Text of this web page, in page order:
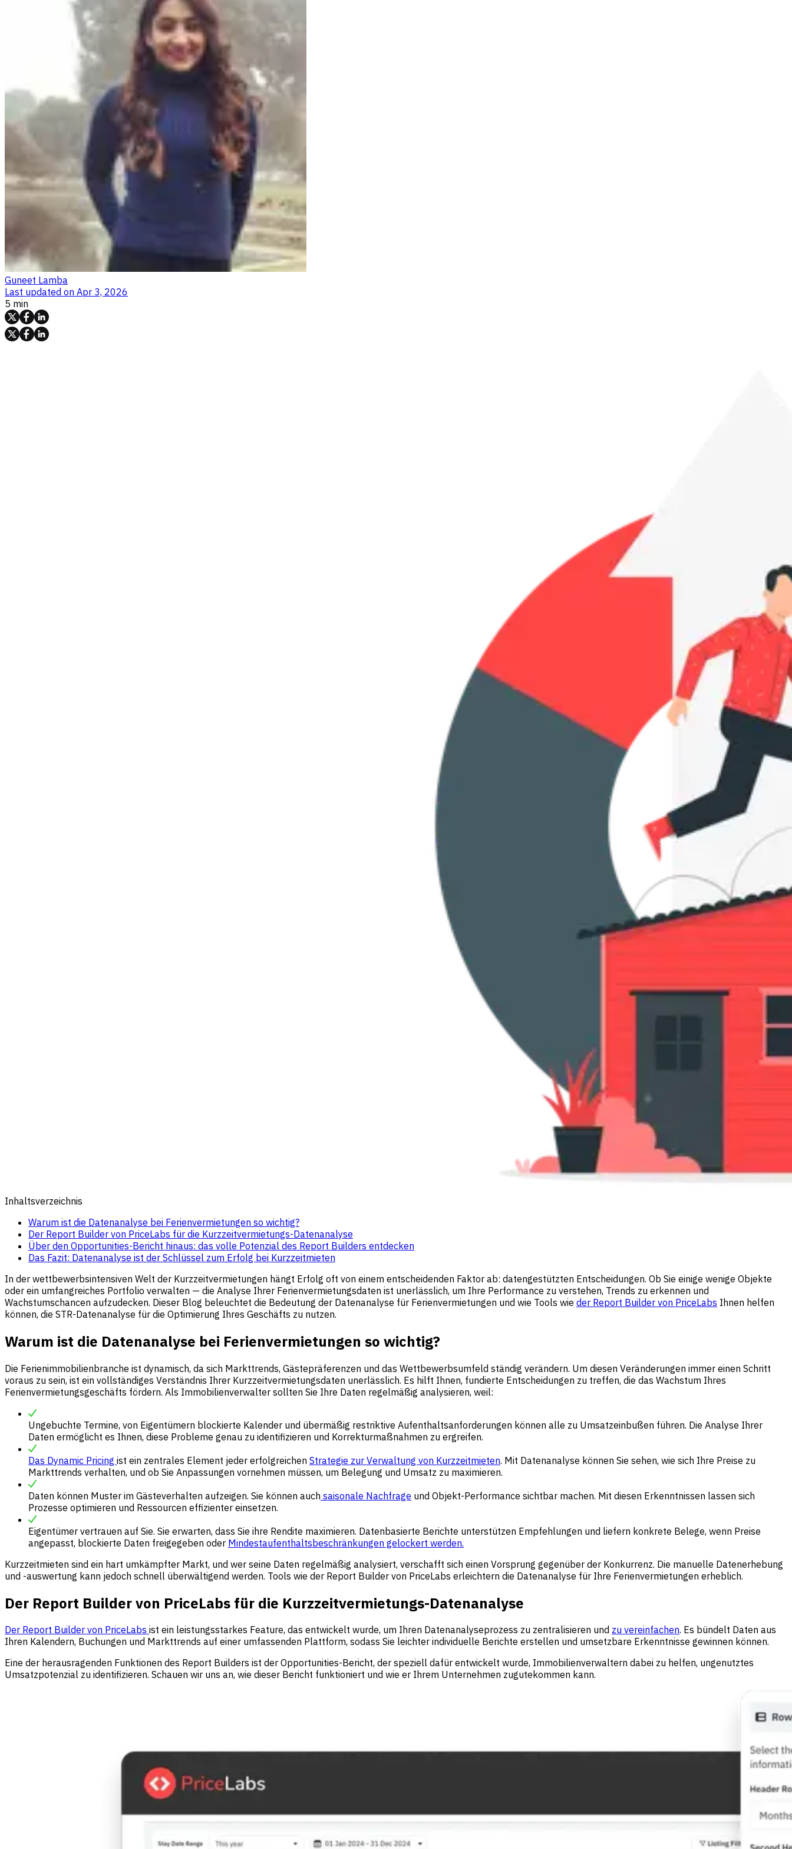
Guneet Lamba
Last updated on Apr 3, 2026
5 min
Inhaltsverzeichnis
Warum ist die Datenanalyse bei Ferienvermietungen so wichtig?
Der Report Builder von PriceLabs für die Kurzzeitvermietungs-Datenanalyse
Über den Opportunities-Bericht hinaus: das volle Potenzial des Report Builders entdecken
Das Fazit: Datenanalyse ist der Schlüssel zum Erfolg bei Kurzzeitmieten
In der wettbewerbsintensiven Welt der Kurzzeitvermietungen hängt Erfolg oft von einem entscheidenden Faktor ab: datengestützten Entscheidungen. Ob Sie einige wenige Objekte
oder ein umfangreiches Portfolio verwalten — die Analyse Ihrer Ferienvermietungsdaten ist unerlässlich, um Ihre Performance zu verstehen, Trends zu erkennen und
Wachstumschancen aufzudecken. Dieser Blog beleuchtet die Bedeutung der Datenanalyse für Ferienvermietungen und wie Tools wie der Report Builder von PriceLabs Ihnen helfen
können, die STR-Datenanalyse für die Optimierung Ihres Geschäfts zu nutzen.
Warum ist die Datenanalyse bei Ferienvermietungen so wichtig?
Die Ferienimmobilienbranche ist dynamisch, da sich Markttrends, Gästepräferenzen und das Wettbewerbsumfeld ständig verändern. Um diesen Veränderungen immer einen Schritt
voraus zu sein, ist ein vollständiges Verständnis Ihrer Kurzzeitvermietungsdaten unerlässlich. Es hilft Ihnen, fundierte Entscheidungen zu treffen, die das Wachstum Ihres
Ferienvermietungsgeschäfts fördern. Als Immobilienverwalter sollten Sie Ihre Daten regelmäßig analysieren, weil:
Ungebuchte Termine, von Eigentümern blockierte Kalender und übermäßig restriktive Aufenthaltsanforderungen können alle zu Umsatzeinbußen führen. Die Analyse Ihrer
Daten ermöglicht es Ihnen, diese Probleme genau zu identifizieren und Korrekturmaßnahmen zu ergreifen.
Das Dynamic Pricing ist ein zentrales Element jeder erfolgreichen Strategie zur Verwaltung von Kurzzeitmieten. Mit Datenanalyse können Sie sehen, wie sich Ihre Preise zu
Markttrends verhalten, und ob Sie Anpassungen vornehmen müssen, um Belegung und Umsatz zu maximieren.
Daten können Muster im Gästeverhalten aufzeigen. Sie können auch saisonale Nachfrage und Objekt-Performance sichtbar machen. Mit diesen Erkenntnissen lassen sich
Prozesse optimieren und Ressourcen effizienter einsetzen.
Eigentümer vertrauen auf Sie. Sie erwarten, dass Sie ihre Rendite maximieren. Datenbasierte Berichte unterstützen Empfehlungen und liefern konkrete Belege, wenn Preise
angepasst, blockierte Daten freigegeben oder Mindestaufenthaltsbeschränkungen gelockert werden.
Kurzzeitmieten sind ein hart umkämpfter Markt, und wer seine Daten regelmäßig analysiert, verschafft sich einen Vorsprung gegenüber der Konkurrenz. Die manuelle Datenerhebung
und -auswertung kann jedoch schnell überwältigend werden. Tools wie der Report Builder von PriceLabs erleichtern die Datenanalyse für Ihre Ferienvermietungen erheblich.
Der Report Builder von PriceLabs für die Kurzzeitvermietungs-Datenanalyse
Der Report Builder von PriceLabs ist ein leistungsstarkes Feature, das entwickelt wurde, um Ihren Datenanalyseprozess zu zentralisieren und zu vereinfachen. Es bündelt Daten aus
Ihren Kalendern, Buchungen und Markttrends auf einer umfassenden Plattform, sodass Sie leichter individuelle Berichte erstellen und umsetzbare Erkenntnisse gewinnen können.
Eine der herausragenden Funktionen des Report Builders ist der Opportunities-Bericht, der speziell dafür entwickelt wurde, Immobilienverwaltern dabei zu helfen, ungenutztes
Umsatzpotenzial zu identifizieren. Schauen wir uns an, wie dieser Bericht funktioniert und wie er Ihrem Unternehmen zugutekommen kann.